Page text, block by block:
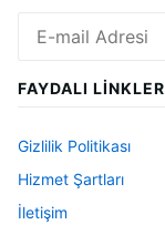
FAYDALI LINKLER
Gizlilik Politikası
Hizmet Şartları
İletişim